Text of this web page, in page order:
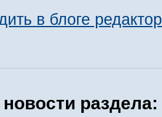
в блоге
раздела: